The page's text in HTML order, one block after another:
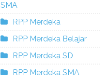
SMA
RPP Merdeka
RPP Merdeka Belajar
RPP Merdeka SD
RPP Merdeka SMA